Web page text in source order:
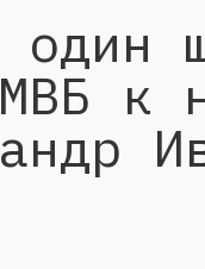
к